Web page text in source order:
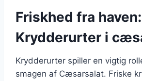
Friskhed fra haven:
Krydderurter i
Krydderurter spiller en vigtig
smagen af Cæsarsalat. Friske